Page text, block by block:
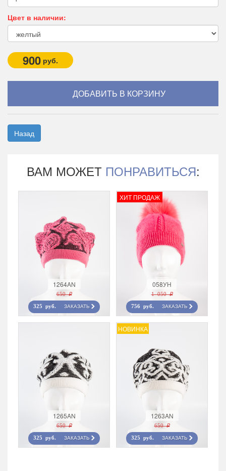
Цвет в наличии:
900 руб.
Назад
ВАМ МОЖЕТ ПОНРАВИТЬСЯ:
1264AN
650 r
325 руб. ЗАКАЗАТЬ
ХИТ ПРОДАЖ
058УН
1 050 r
756 руб. ЗАКАЗАТЬ
1265AN
650 r
325 руб. ЗАКАЗАТЬ
НОВИНКА
1263AN
650 r
325 руб. ЗАКАЗАТЬ